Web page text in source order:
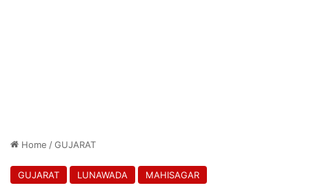
Home /GUJARAT
GUJARAT LUNAWADA MAHISAGAR